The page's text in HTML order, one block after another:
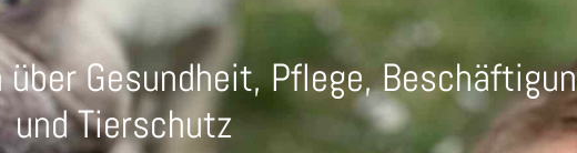
Gesundheit, Pflege,
und Tierschutz